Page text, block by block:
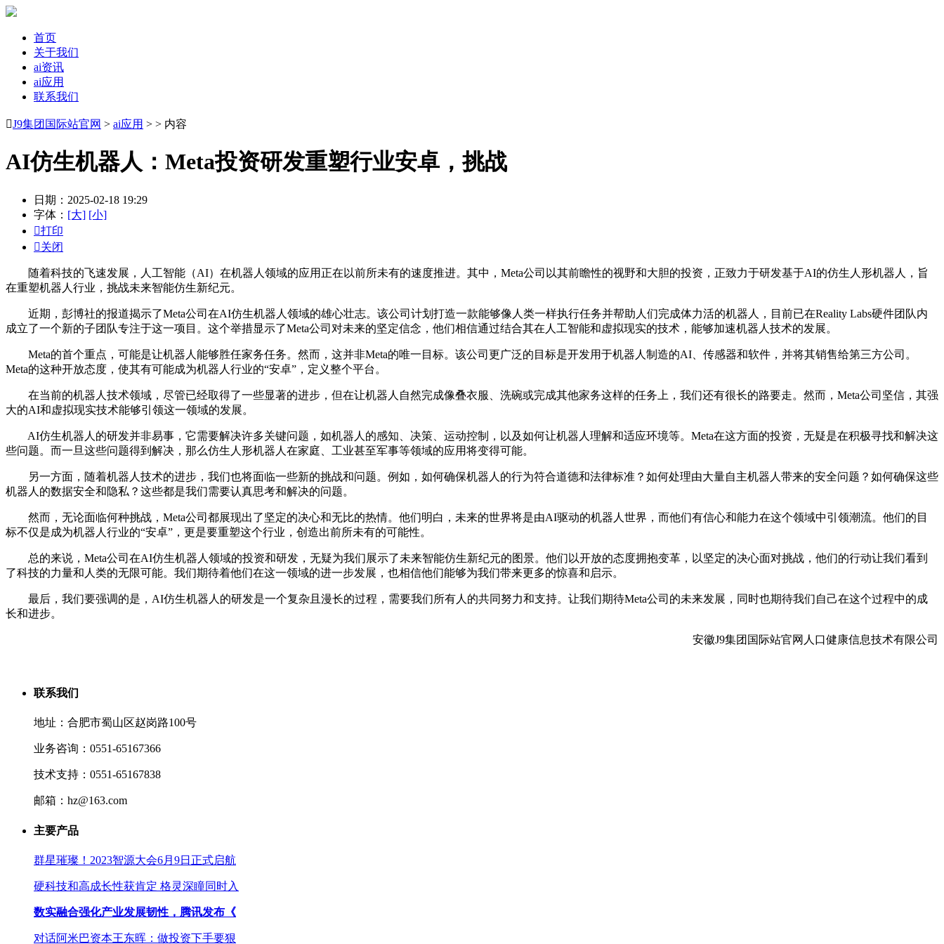
首页
关于我们
ai资讯
ai应用
联系我们
J9集团国际站官网 > ai应用 > > 内容
AI仿生机器人：Meta投资研发重塑行业安卓，挑战
日期：2025-02-18 19:29
字体： [大] [小]
打印
关闭
随着科技的飞速发展，人工智能（AI）在机器人领域的应用正在以前所未有的速度推进。其中，Meta公司以其前瞻性的视野和大胆的投资，正致力于研发基于AI的仿生人形机器人，旨
在重塑机器人行业，挑战未来智能仿生新纪元。
近期，彭博社的报道揭示了Meta公司在AI仿生机器人领域的雄心壮志。该公司计划打造一款能够像人类一样执行任务并帮助人们完成体力活的机器人，目前已在Reality Labs硬件团队内
成立了一个新的子团队专注于这一项目。这个举措显示了Meta公司对未来的坚定信念，他们相信通过结合其在人工智能和虚拟现实的技术，能够加速机器人技术的发展。
Meta的首个重点，可能是让机器人能够胜任家务任务。然而，这并非Meta的唯一目标。该公司更广泛的目标是开发用于机器人制造的AI、传感器和软件，并将其销售给第三方公司。
Meta的这种开放态度，使其有可能成为机器人行业的“安卓”，定义整个平台。
在当前的机器人技术领域，尽管已经取得了一些显著的进步，但在让机器人自然完成像叠衣服、洗碗或完成其他家务这样的任务上，我们还有很长的路要走。然而，Meta公司坚信，其强
大的AI和虚拟现实技术能够引领这一领域的发展。
AI仿生机器人的研发并非易事，它需要解决许多关键问题，如机器人的感知、决策、运动控制，以及如何让机器人理解和适应环境等。Meta在这方面的投资，无疑是在积极寻找和解决这
些问题。而一旦这些问题得到解决，那么仿生人形机器人在家庭、工业甚至军事等领域的应用将变得可能。
另一方面，随着机器人技术的进步，我们也将面临一些新的挑战和问题。例如，如何确保机器人的行为符合道德和法律标准？如何处理由大量自主机器人带来的安全问题？如何确保这些
机器人的数据安全和隐私？这些都是我们需要认真思考和解决的问题。
然而，无论面临何种挑战，Meta公司都展现出了坚定的决心和无比的热情。他们明白，未来的世界将是由AI驱动的机器人世界，而他们有信心和能力在这个领域中引领潮流。他们的目
标不仅是成为机器人行业的“安卓”，更是要重塑这个行业，创造出前所未有的可能性。
总的来说，Meta公司在AI仿生机器人领域的投资和研发，无疑为我们展示了未来智能仿生新纪元的图景。他们以开放的态度拥抱变革，以坚定的决心面对挑战，他们的行动让我们看到
了科技的力量和人类的无限可能。我们期待着他们在这一领域的进一步发展，也相信他们能够为我们带来更多的惊喜和启示。
最后，我们要强调的是，AI仿生机器人的研发是一个复杂且漫长的过程，需要我们所有人的共同努力和支持。让我们期待Meta公司的未来发展，同时也期待我们自己在这个过程中的成
长和进步。
安徽J9集团国际站官网人口健康信息技术有限公司
联系我们
地址：合肥市蜀山区赵岗路100号
业务咨询：0551-65167366
技术支持：0551-65167838
邮箱：hz@163.com
主要产品
群星璀璨！2023智源大会6月9日正式启航
硬科技和高成长性获肯定 格灵深瞳同时入
数实融合强化产业发展韧性，腾讯发布《
对话阿米巴资本王东晖：做投资下手要狠